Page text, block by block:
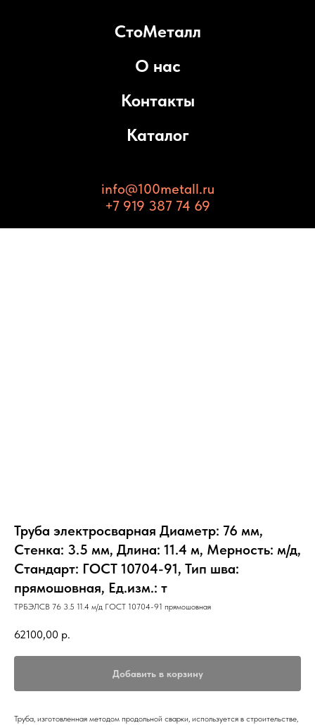
СтоМеталл
О нас
Контакты
Каталог
info@100metall.ru
+7 919 387 74 69
Труба электросварная Диаметр: 76 мм,
Стенка: 3.5 мм, Длина: 11.4 м, Мерность: м/д,
Стандарт: ГОСТ 10704-91, Тип шва:
прямошовная, Ед.изм.: т
ТРБЭЛСВ 76 3.5 11.4 м/д ГОСТ 10704-91 прямошовная
62100,00 р.
Добавить в корзину
Труба, изготовленная методом продольной сварки, используется в строительстве,